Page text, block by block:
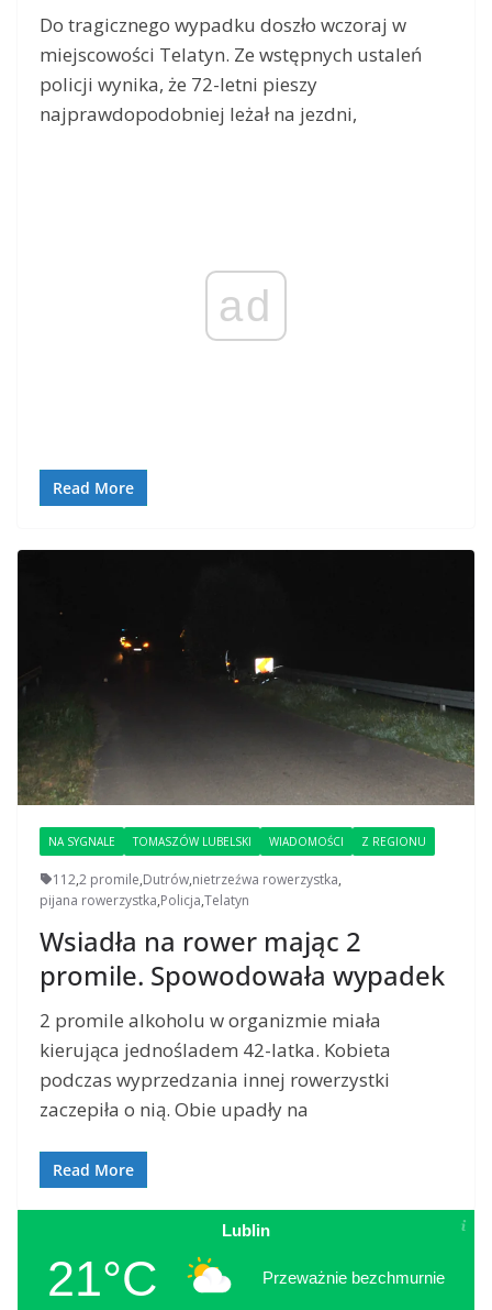
Do tragicznego wypadku doszło wczoraj w
miejscowości Telatyn. Ze wstępnych ustaleń
policji wynika, że 72-letni pieszy
najprawdopodobniej leżał na jezdni,
ad
Read More
NA SYGNALE TOMASZÓW LUBELSKI WIADOMOŚCI Z REGIONU
112,2 promile,Dutrów,nietrzeźwa rowerzystka,
pijana rowerzystka,Policja,Telatyn
Wsiadła na rower mając 2
promile. Spowodowała wypadek
2 promile alkoholu w organizmie miała
kierująca jednośladem 42-latka. Kobieta
podczas wyprzedzania innej rowerzystki
zaczepiła o nią. Obie upadły na
Read More
Lublin
21°C Przeważnie bezchmurnie